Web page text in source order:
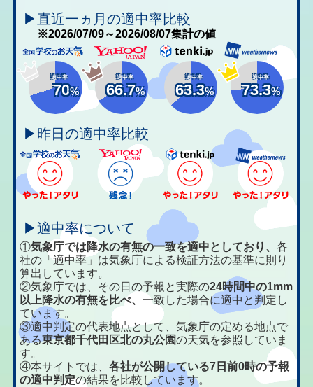
▶直近一ヵ月の適中率比較
※2026/07/09～2026/08/07集計の値
適中率
70%
適中率
66.7%
適中率
63.3%
適中率
73.3%
▶昨日の適中率比較
▶適中率について
①気象庁では降水の有無の一致を適中としており、各
社の「適中率」は気象庁による検証方法の基準に則り
算出しています。
②気象庁では、その日の予報と実際の24時間中の1mm
以上降水の有無を比べ、一致した場合に適中と判定し
ています。
③適中判定の代表地点として、気象庁の定める地点で
ある東京都千代田区北の丸公園の天気を参照していま
す。
④本サイトでは、各社が公開している7日前0時の予報
の適中判定の結果を比較しています。